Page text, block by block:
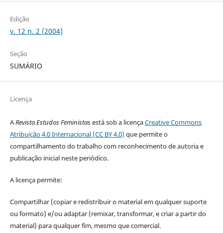
Edição
v. 12 n. 2 (2004)
Seção
SUMÁRIO
Licença
ARevista Estudos Feministasestá sob a licençaCreative Commons
Atribuição 4.0 Internacional (CC BY 4.0) que permite o
compartilhamento do trabalho com reconhecimento de autoria e
publicação inicial neste periódico.
A licença permite:
Compartilhar (copiar e redistribuir o material em qualquer suporte
ou formato) e/ou adaptar (remixar, transformar, e criar a partir do
material) para qualquer fim, mesmo que comercial.